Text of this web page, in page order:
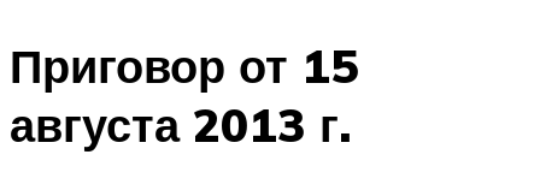
Приговор от 15
августа 2013 г.